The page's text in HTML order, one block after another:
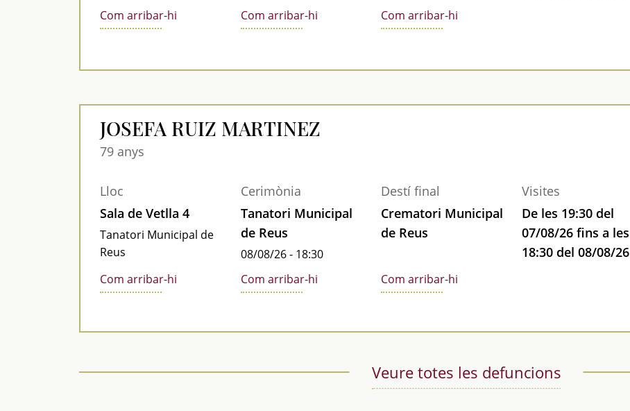
Com arribar-hi
Com arribar-hi Com arribar-hi
JOSEFA RUIZ MARTINEZ
79 anys
Lloc
Sala de Vetlla 4
Tanatori Municipal de
Reus
Com arribar-hi
Cerimònia
Tanatori Municipal
de Reus
08/08/26 - 18:30
Com arribar-hi
Destí final
Crematori Municipal
de Reus
Com arribar-hi
Visites
De les 19:30 del
07/08/26 fins a les
18:30 del 08/08/26
Veure totes les defuncions